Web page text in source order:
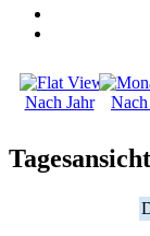
Nach Jahr
Tagesansicht